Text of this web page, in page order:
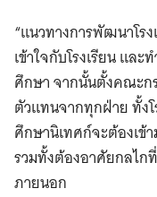
“แนวทางการพัฒนาโร
เข้าใจกับโรงเรียน แล
ศึกษา จากนั้นตั้งคณะก
ตัวแทนจากทุกฝ่าย ทั้ง
ศึกษานิเทศก์จะต้องเข้
รวมทั้งต้องอาศัยกลไ
ภายนอก